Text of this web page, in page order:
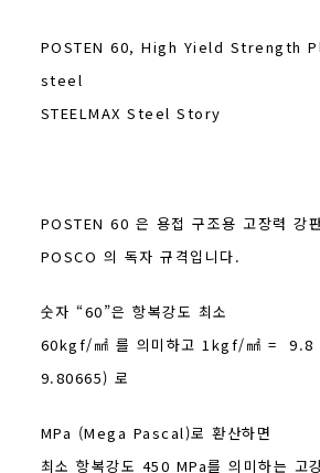
POSTEN 60, High Yield Strength
steel
STEELMAX Steel Story
POSTEN 60 은 용접 구조용 고장력 강
POSCO 의 독자 규격입니다.
숫자 “60”은 항복강도 최소
60kgf/㎟ 를 의미하고 1kgf/㎟ = 9.8
9.80665) 로
MPa (Mega Pascal)로 환산하면
최소 항복강도 450 MPa를 의미하는 고